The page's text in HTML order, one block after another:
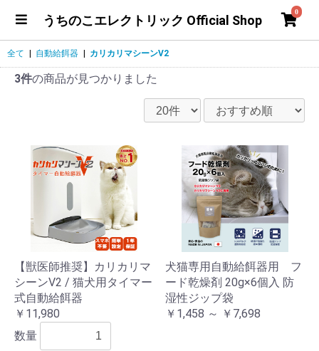
うちのこエレクトリック Official Shop
0
全て 自動給餌器 カリカリマシーンV2
3件の商品が見つかりました
【獣医師推奨】カリカリマ
シーンV2 / 猫犬用タイマー
式自動給餌器
￥11,980
数量
犬猫専用自動給餌器用 フ
ード乾燥剤 20g×6個入 防
湿性ジップ袋
￥1,458 ～ ￥7,698